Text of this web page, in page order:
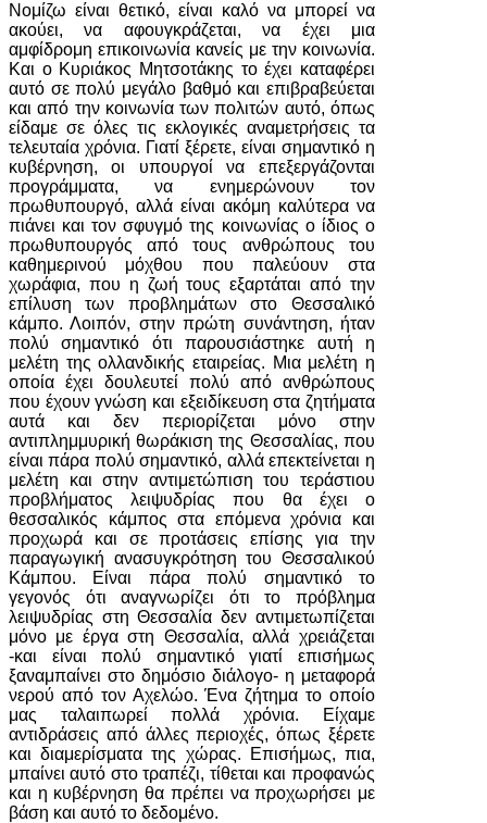
Νομίζω είναι θετικό, είναι καλό να μπορεί να
ακούει, να αφουγκράζεται, να έχει μια
αμφίδρομη επικοινωνία κανείς με την κοινωνία.
Και ο Κυριάκος Μητσοτάκης το έχει καταφέρει
αυτό σε πολύ μεγάλο βαθμό και επιβραβεύεται
και από την κοινωνία των πολιτών αυτό, όπως
είδαμε σε όλες τις εκλογικές αναμετρήσεις τα
τελευταία χρόνια. Γιατί ξέρετε, είναι σημαντικό η
κυβέρνηση, οι υπουργοί να επεξεργάζονται
προγράμματα, να ενημερώνουν τον
πρωθυπουργό, αλλά είναι ακόμη καλύτερα να
πιάνει και τον σφυγμό της κοινωνίας ο ίδιος ο
πρωθυπουργός από τους ανθρώπους του
καθημερινού μόχθου που παλεύουν στα
χωράφια, που η ζωή τους εξαρτάται από την
επίλυση των προβλημάτων στο Θεσσαλικό
κάμπο. Λοιπόν, στην πρώτη συνάντηση, ήταν
πολύ σημαντικό ότι παρουσιάστηκε αυτή η
μελέτη της ολλανδικής εταιρείας. Μια μελέτη η
οποία έχει δουλευτεί πολύ από ανθρώπους
που έχουν γνώση και εξειδίκευση στα ζητήματα
αυτά και δεν περιορίζεται μόνο στην
αντιπλημμυρική θωράκιση της Θεσσαλίας, που
είναι πάρα πολύ σημαντικό, αλλά επεκτείνεται η
μελέτη και στην αντιμετώπιση του τεράστιου
προβλήματος λειψυδρίας που θα έχει ο
θεσσαλικός κάμπος στα επόμενα χρόνια και
προχωρά και σε προτάσεις επίσης για την
παραγωγική ανασυγκρότηση του Θεσσαλικού
Κάμπου. Είναι πάρα πολύ σημαντικό το
γεγονός ότι αναγνωρίζει ότι το πρόβλημα
λειψυδρίας στη Θεσσαλία δεν αντιμετωπίζεται
μόνο με έργα στη Θεσσαλία, αλλά χρειάζεται
-και είναι πολύ σημαντικό γιατί επισήμως
ξαναμπαίνει στο δημόσιο διάλογο- η μεταφορά
νερού από τον Αχελώο. Ένα ζήτημα το οποίο
μας ταλαιπωρεί πολλά χρόνια. Είχαμε
αντιδράσεις από άλλες περιοχές, όπως ξέρετε
και διαμερίσματα της χώρας. Επισήμως, πια,
μπαίνει αυτό στο τραπέζι, τίθεται και προφανώς
και η κυβέρνηση θα πρέπει να προχωρήσει με
βάση και αυτό το δεδομένο.